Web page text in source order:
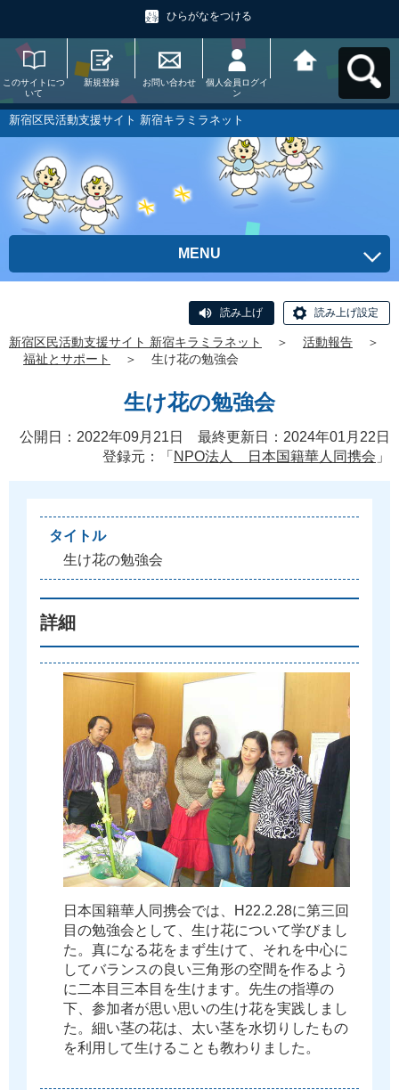
ひらがなをつける
このサイトにつ
いて
新規登録 お問い合わせ
個人会員ログイ
ン
ラミラネットへ
新宿区民活動支援サイト 新宿キラミラネット
MENU
読み上げ 読み上げ設定
新宿区民活動支援サイト 新宿キラミラネット ＞ 活動報告
＞
福祉とサポート
＞ 生け花の勉強会
生け花の勉強会
公開日：2022年09月21日 最終更新日：2024年01月22日
登録元：「 NPO法人 日本国籍華人同携会 」
タイトル
生け花の勉強会
詳細
日 本国籍華 人 同携会では H 22.2.28に第三回
目 の勉強会と して 生け花について学びま し
た 。 真になる花を ま ず生けて それを中心に
してバラ ンスの良 い三角形の空間 を作る よ う
に 二本 目 三本 目 を生け ま す。 先生の指導の
下
参加者が思い思いの生け花を実践 し ま し
た 。 細い茎の花は 太い茎を水切 り した もの
を利 用 して生ける こ と も教わ り ま した 。